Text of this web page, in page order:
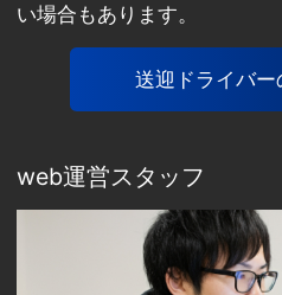
い場合もあります。
送迎ドライバー
web運営スタッフ